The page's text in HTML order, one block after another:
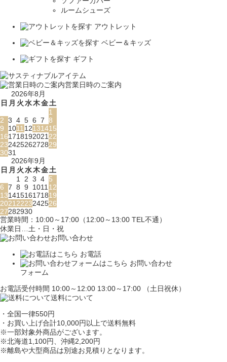
ルームシューズ
アウトレット
ベビー＆キッズ
ギフト
営業日時のご案内
2026年8月
日 月 火水木金土
1
2 3 4 5 6 7 8
9
101112131415
16171819202122
23242526272829
3031
2026年9月
日 月 火水木金土
1 2 3 4 5
6 7 8 9 101112
13141516171819
20212223242526
27282930
営業時間：10:00～17:00（12:00～13:00 TEL不通）
休業日…土・日・祝
お問い合わせ
お電話
お問い合わせ
フォーム
お電話受付時間 10:00～12:00 13:00～17:00 （土日祝休）
送料について
・全国一律550円
・お買い上げ合計10,000円 以上で送料無料
※一部対象外商品がございます。
※北海道1,100円、沖縄2,200円
※離島や大型商品は別途お見積りとなります。